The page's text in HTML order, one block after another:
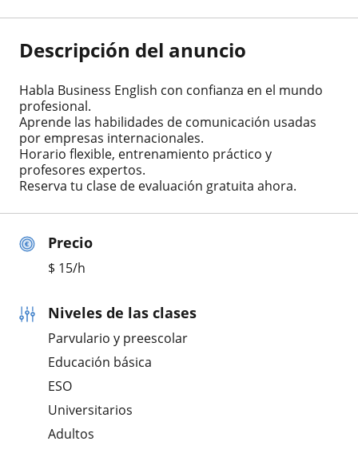
Precio
$ 15/h
Niveles de las clases
Parvulario y preescolar
Educación básica
ESO
Universitarios
Adultos
Descripción del anuncio
Habla Business English con confianza en el mundo
profesional.
Aprende las habilidades de comunicación usadas
por empresas internacionales.
Horario flexible, entrenamiento práctico y
profesores expertos.
Reserva tu clase de evaluación gratuita ahora.